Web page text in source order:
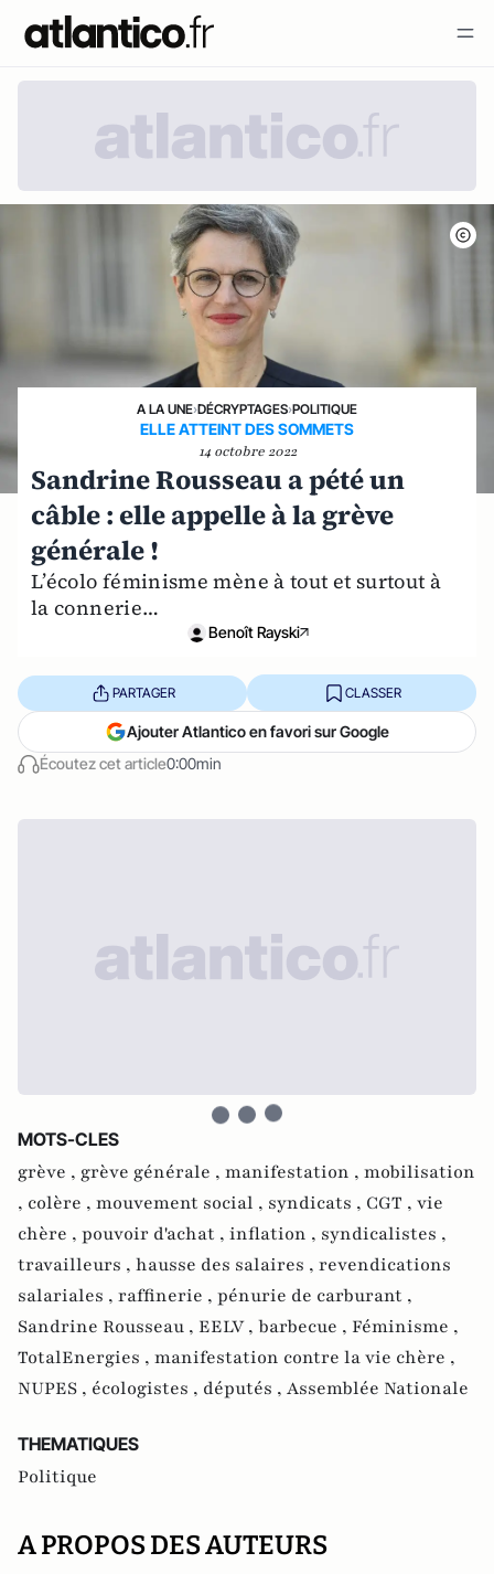
A LA UNE›DÉCRYPTAGES›POLITIQUE
ELLE ATTEINT DES SOMMETS
14 octobre 2022
Sandrine Rousseau a pété un
câble : elle appelle à la grève
générale !
L’écolo féminisme mène à tout et surtout à
la connerie…
Benoît Rayski
Écoutez cet article0:00min
PARTAGER CLASSER
Ajouter Atlantico en favori sur Google
MOTS-CLES
grève , grève générale , manifestation , mobilisation
, colère , mouvement social , syndicats , CGT , vie
chère , pouvoir d'achat , inflation , syndicalistes ,
travailleurs , hausse des salaires , revendications
salariales , raffinerie , pénurie de carburant ,
Sandrine Rousseau , EELV , barbecue , Féminisme ,
TotalEnergies , manifestation contre la vie chère ,
NUPES , écologistes , députés , Assemblée Nationale
THEMATIQUES
Politique
A PROPOS DES AUTEURS